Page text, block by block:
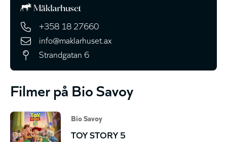
+358 18 27660
info@maklarhuset.ax
Strandgatan 6
Filmer på Bio Savoy
Bio Savoy
TOY STORY 5